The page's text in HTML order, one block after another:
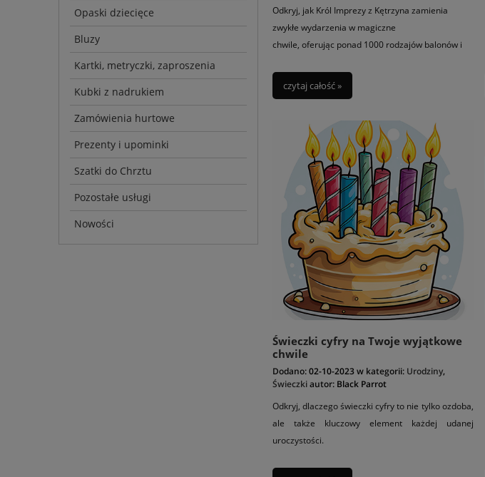
Opaski dziecięce
Bluzy
Kartki, metryczki, zaproszenia
Kubki z nadrukiem
Zamówienia hurtowe
Prezenty i upominki
Szatki do Chrztu
Pozostałe usługi
Nowości
Odkryj, jak Król Imprezy z Kętrzyna zamienia
zwykłe wydarzenia w magiczne
chwile, oferując ponad 1000 rodzajów balonów i
czytaj całość »
Świeczki cyfry na Twoje wyjątkowe
chwile
Dodano:02-10-2023w kategorii: Urodziny,
Świeczkiautor: Black Parrot
Odkryj, dlaczego świeczki cyfry to nie tylko ozdoba,
ale także kluczowy element każdej udanej
uroczystości.